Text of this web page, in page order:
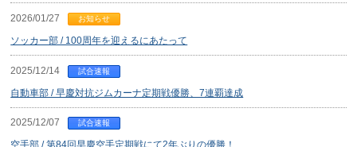
2026/01/27 お知らせ
ソッカー部 / 100周年を迎えるにあたって
2025/12/14 試合速報
自動車部 / 早慶対抗ジムカーナ定期戦優勝、7連覇達成
2025/12/07 試合速報
空手部 / 第84回早慶空手定期戦にて2年ぶりの優勝！